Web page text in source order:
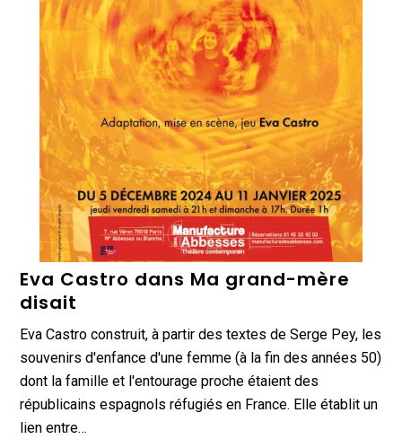
Eva Castro dans Ma grand-mère
disait
Eva Castro construit, à partir des textes de Serge Pey, les
souvenirs d'enfance d'une femme (à la fin des années 50)
dont la famille et l'entourage proche étaient des
républicains espagnols réfugiés en France. Elle établit un
lien entre…